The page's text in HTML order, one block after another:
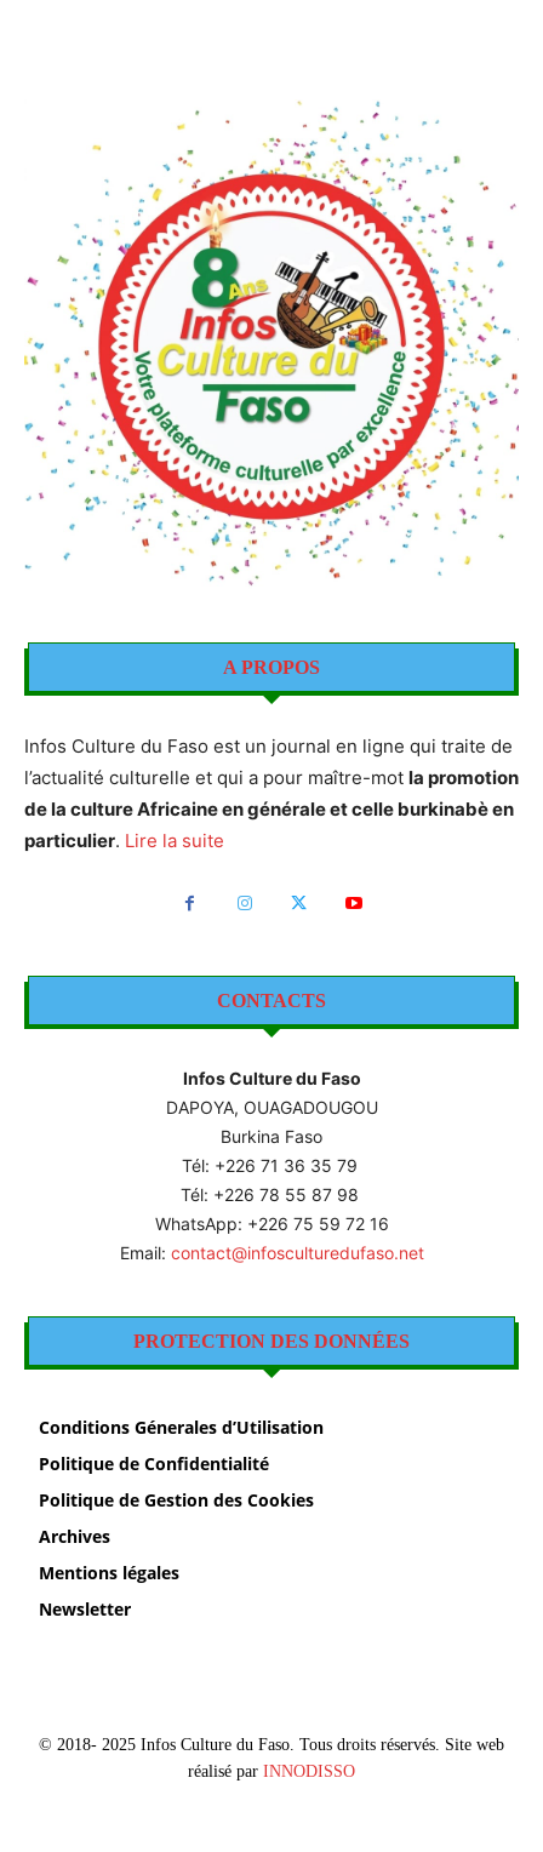
A PROPOS
Infos Culture du Faso est un journal en ligne qui traite de
l’actualité culturelle et qui a pour maître-mot la promotion
de la culture Africaine en générale et celle burkinabè en
particulier. Lire la suite
CONTACTS
Infos Culture du Faso
DAPOYA, OUAGADOUGOU
Burkina Faso
Tél: +226 71 36 35 79
Tél: +226 78 55 87 98
WhatsApp: +226 75 59 72 16
Email: contact@infosculturedufaso.net
PROTECTION DES DONNÉES
Conditions Génerales d’Utilisation
Politique de Confidentialité
Politique de Gestion des Cookies
Archives
Mentions légales
Newsletter
© 2018- 2025 Infos Culture du Faso. Tous droits réservés. Site web
réalisé par INNODISSO